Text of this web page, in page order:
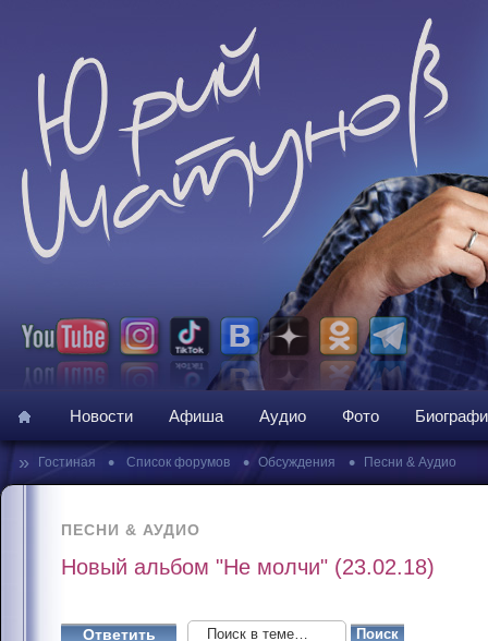
Новости Афиша Аудио Фото
» Гостиная • Список форумов • Обсуждения • Песни & Аудио
ПЕСНИ & АУДИО
Новый альбом "Не молчи" (23.02.18)
Ответить